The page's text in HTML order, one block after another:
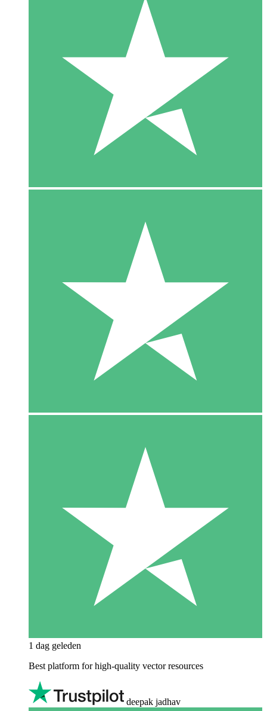
1 dag geleden
Best platform for high-quality vector resources
deepak jadhav